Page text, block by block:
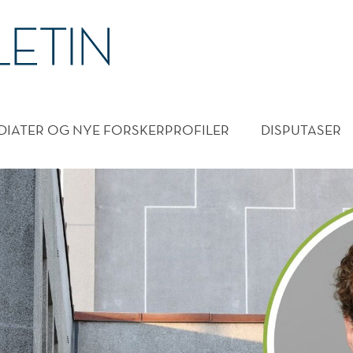
OG NYE FORSKERPROFILER DISPUTASER